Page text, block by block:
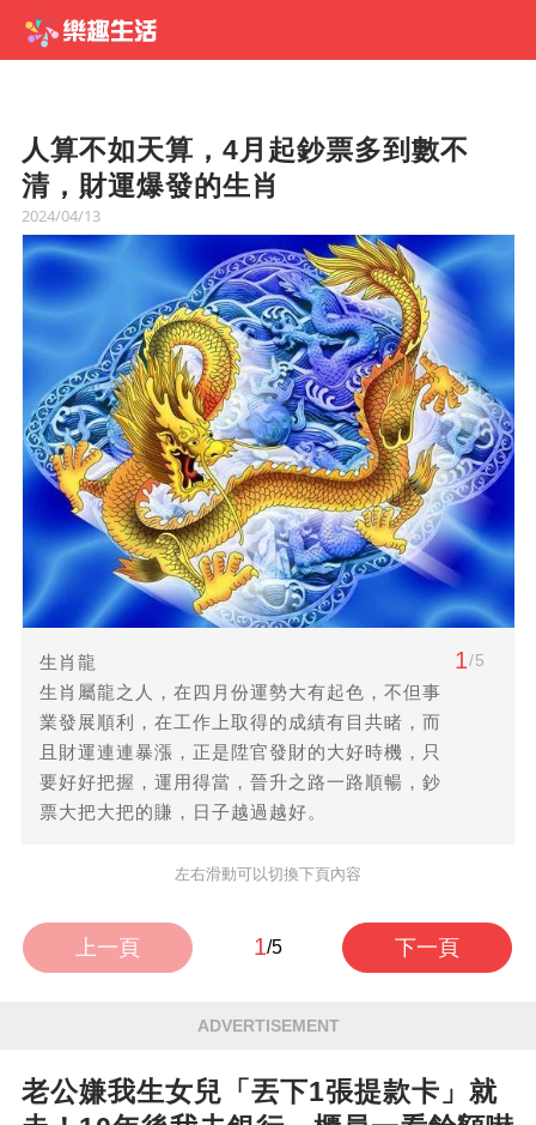
人算不如天算，4月起鈔票多到數不
清，財運爆發的生肖
2024/04/13
生肖龍
生肖屬龍之人，在四月份運勢大有起色，不但事
業發展順利，在工作上取得的成績有目共睹，而
且財運連連暴漲，正是陞官發財的大好時機，只
要好好把握，運用得當，晉升之路一路順暢，鈔
票大把大把的賺，日子越過越好。
1/5
左右滑動可以切換下頁內容
上一頁 1/5 下一頁
ADVERTISEMENT
老公嫌我生女兒「丟下1張提款卡」就